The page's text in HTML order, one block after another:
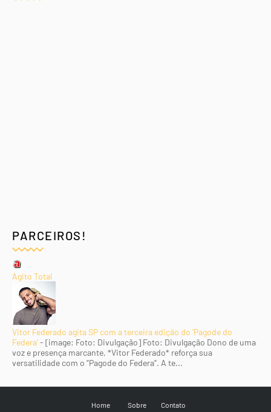
PARCEIROS!
Agito Total
Vitor Federado agita SP com a terceira edição do 'Pagode do
Federa'- [image: Foto: Divulgação] Foto: Divulgação Dono de uma
voz e presença marcante, *Vitor Federado* reforça sua
versatilidade com o “Pagode do Federa”. A te...
Home Sobre Contato